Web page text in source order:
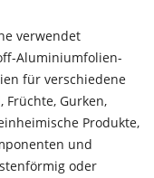
verwendet
Aluminiumfolien-
für verschiedene
Gurken,
Produkte,
und
oder